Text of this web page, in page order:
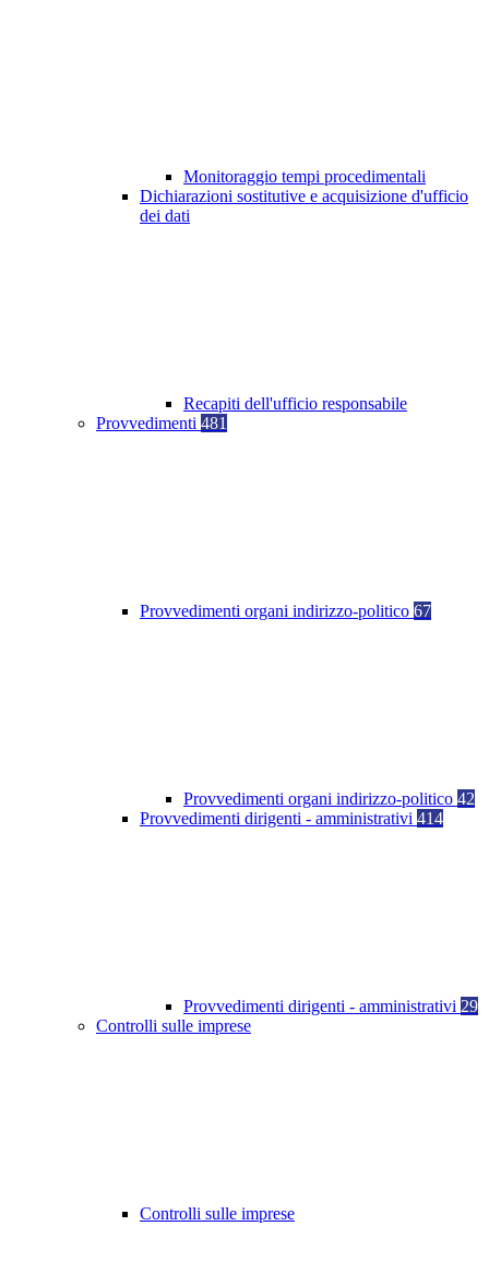
Monitoraggio tempi procedimentali
Dichiarazioni sostitutive e acquisizione d'ufficio
dei dati
Recapiti dell'ufficio responsabile
Provvedimenti 481
Provvedimenti organi indirizzo-politico 67
Provvedimenti organi indirizzo-politico 42
Provvedimenti dirigenti - amministrativi 414
Provvedimenti dirigenti - amministrativi 29
Controlli sulle imprese
Controlli sulle imprese